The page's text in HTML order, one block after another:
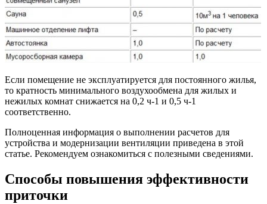
Если помещение не эксплуатируется для постоянного жилья,
то кратность минимального воздухообмена для жилых и
нежилых комнат снижается на 0,2 ч-1 и 0,5 ч-1
соответственно.
Полноценная информация о выполнении расчетов для
устройства и модернизации вентиляции приведена в этой
статье. Рекомендуем ознакомиться с полезными сведениями.
Способы повышения эффективности
приточки